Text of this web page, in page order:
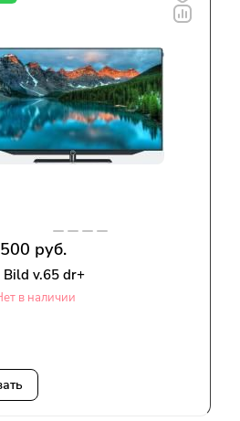
руб.
Bild v.65 dr+
в наличии